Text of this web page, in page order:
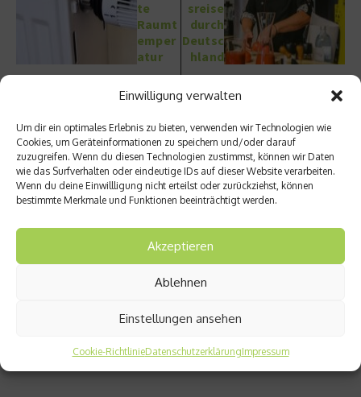
Einwilligung verwalten
Um dir ein optimales Erlebnis zu bieten, verwenden wir Technologien wie
Cookies, um Geräteinformationen zu speichern und/oder darauf
zuzugreifen. Wenn du diesen Technologien zustimmst, können wir Daten
wie das Surfverhalten oder eindeutige IDs auf dieser Website verarbeiten.
Wenn du deine Einwillligung nicht erteilst oder zurückziehst, können
bestimmte Merkmale und Funktionen beeinträchtigt werden.
Akzeptieren
Ablehnen
Einstellungen ansehen
Cookie-RichtlinieDatenschutzerklärungImpressum
te
Raumt
emper
atur
sreise
durch
Deutsc
hland
Ähnliche Beiträge
Miami – Porsche, Gitarren und
Neuer Bildband: Porsche
Escapes – Anschnallen und
11. Juni 2026